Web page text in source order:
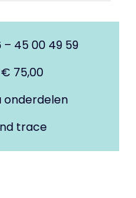
– 45 00 49 59
75,00
onderdelen
trace